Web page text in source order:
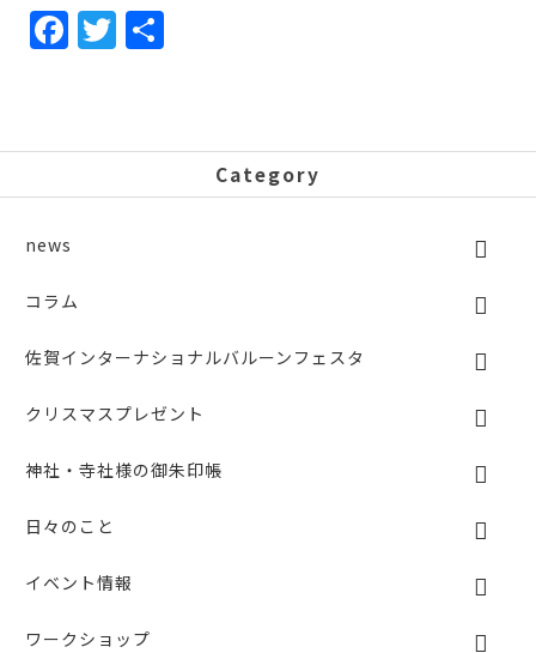
F
a
e
b
o
k
T
w
er
Category
news
コラム
佐賀インターナショナルバルーンフェスタ
クリスマスプレゼント
神社・寺社様の御朱印帳
日々のこと
イベント情報
ワークショップ